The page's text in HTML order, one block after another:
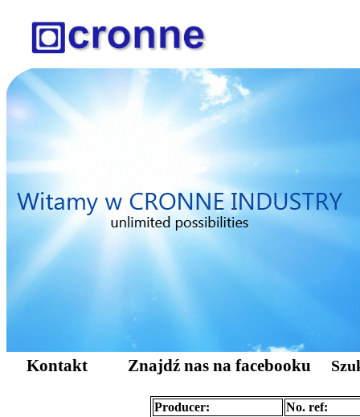
Kontakt Znajdź nas na facebooku
Producer: No. ref: